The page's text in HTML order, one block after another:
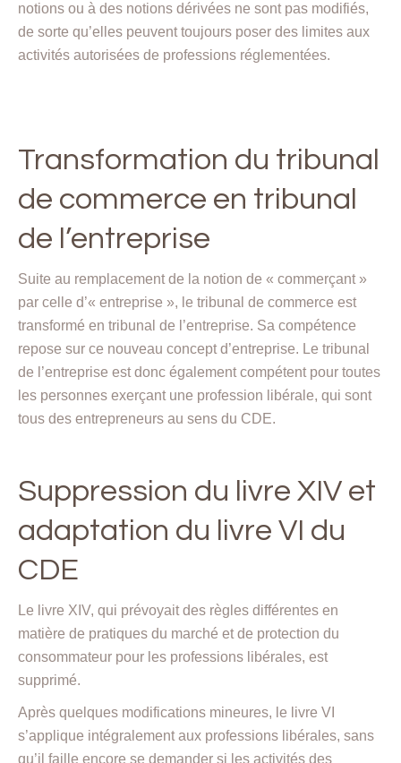
notions ou à des notions dérivées ne sont pas modifiés,
de sorte qu’elles peuvent toujours poser des limites aux
activités autorisées de professions réglementées.
Transformation du tribunal
de commerce en tribunal
de l’entreprise
Suite au remplacement de la notion de « commerçant »
par celle d’« entreprise », le tribunal de commerce est
transformé en tribunal de l’entreprise. Sa compétence
repose sur ce nouveau concept d’entreprise. Le tribunal
de l’entreprise est donc également compétent pour toutes
les personnes exerçant une profession libérale, qui sont
tous des entrepreneurs au sens du CDE.
Suppression du livre XIV et
adaptation du livre VI du
CDE
Le livre XIV, qui prévoyait des règles différentes en
matière de pratiques du marché et de protection du
consommateur pour les professions libérales, est
supprimé.
Après quelques modifications mineures, le livre VI
s’applique intégralement aux professions libérales, sans
qu’il faille encore se demander si les activités des